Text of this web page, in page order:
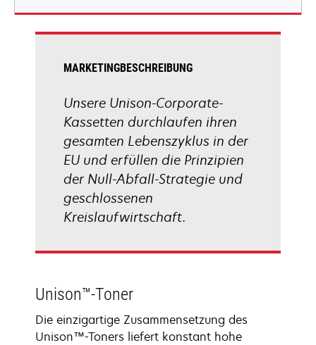
MARKETINGBESCHREIBUNG
Unsere Unison-Corporate-
Kassetten durchlaufen ihren
gesamten Lebenszyklus in der
EU und erfüllen die Prinzipien
der Null-Abfall-Strategie und
geschlossenen
Kreislaufwirtschaft.
Unison™-Toner
Die einzigartige Zusammensetzung des
Unison™-Toners liefert konstant hohe